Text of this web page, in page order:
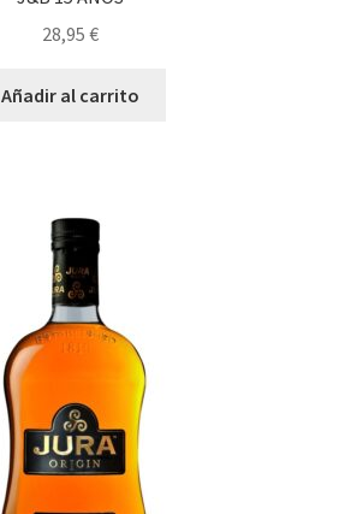
28,95 €
Añadir al carrito